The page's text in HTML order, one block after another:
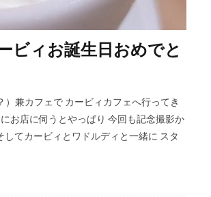
ィお誕生日おめでと
兼カフェで カービィカフェへ行ってき
お店に伺うとやっぱり 今回も記念撮影か
てカービィとワドルディと一緒に スタ